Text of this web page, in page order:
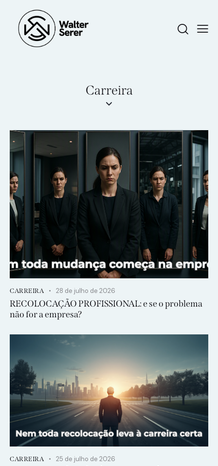
Carreira
CARREIRA 28 de julho de 2026
RECOLOCAÇÃO PROFISSIONAL: e se o problema
não for a empresa?
CARREIRA 25 de julho de 2026